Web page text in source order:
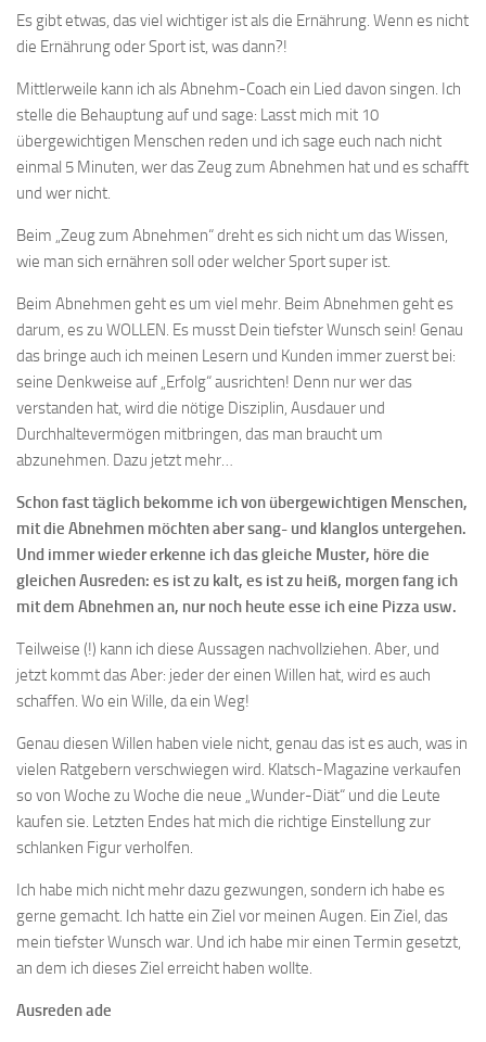
Es gibt etwas, das viel wichtiger ist als die Ernährung. Wenn es nicht
die Ernährung oder Sport ist, was dann?!
Mittlerweile kann ich als Abnehm-Coach ein Lied davon singen. Ich
stelle die Behauptung auf und sage: Lasst mich mit 10
übergewichtigen Menschen reden und ich sage euch nach nicht
einmal 5 Minuten, wer das Zeug zum Abnehmen hat und es schafft
und wer nicht.
Beim „Zeug zum Abnehmen“ dreht es sich nicht um das Wissen,
wie man sich ernähren soll oder welcher Sport super ist.
Beim Abnehmen geht es um viel mehr. Beim Abnehmen geht es
darum, es zu WOLLEN. Es musst Dein tiefster Wunsch sein! Genau
das bringe auch ich meinen Lesern und Kunden immer zuerst bei:
seine Denkweise auf „Erfolg“ ausrichten! Denn nur wer das
verstanden hat, wird die nötige Disziplin, Ausdauer und
Durchhaltevermögen mitbringen, das man braucht um
abzunehmen. Dazu jetzt mehr…
Schon fast täglich bekomme ich von übergewichtigen Menschen,
mit die Abnehmen möchten aber sang- und klanglos untergehen.
Und immer wieder erkenne ich das gleiche Muster, höre die
gleichen Ausreden: es ist zu kalt, es ist zu heiß, morgen fang ich
mit dem Abnehmen an, nur noch heute esse ich eine Pizza usw.
Teilweise (!) kann ich diese Aussagen nachvollziehen. Aber, und
jetzt kommt das Aber: jeder der einen Willen hat, wird es auch
schaffen. Wo ein Wille, da ein Weg!
Genau diesen Willen haben viele nicht, genau das ist es auch, was in
vielen Ratgebern verschwiegen wird. Klatsch-Magazine verkaufen
so von Woche zu Woche die neue „Wunder-Diät“ und die Leute
kaufen sie. Letzten Endes hat mich die richtige Einstellung zur
schlanken Figur verholfen.
Ich habe mich nicht mehr dazu gezwungen, sondern ich habe es
gerne gemacht. Ich hatte ein Ziel vor meinen Augen. Ein Ziel, das
mein tiefster Wunsch war. Und ich habe mir einen Termin gesetzt,
an dem ich dieses Ziel erreicht haben wollte.
Ausreden ade